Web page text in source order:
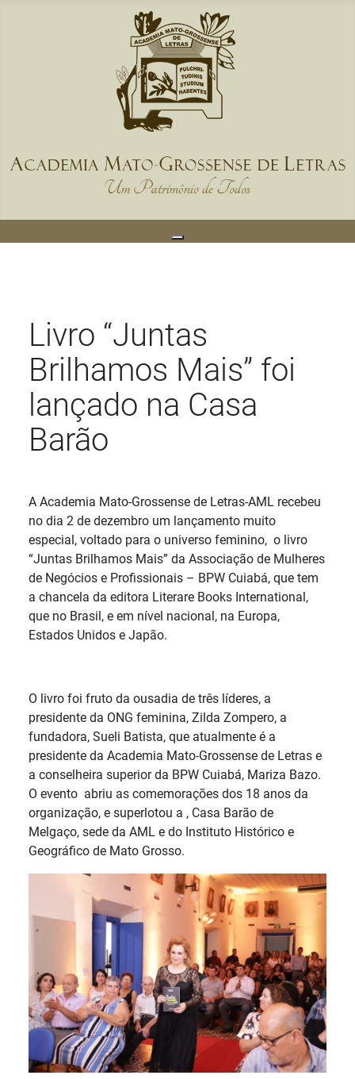
Livro “Juntas
Brilhamos Mais” foi
lançado na Casa
Barão
A Academia Mato-Grossense de Letras-AML recebeu
no dia 2 de dezembro um lançamento muito
especial, voltado para o universo feminino, o livro
“Juntas Brilhamos Mais” da Associação de Mulheres
de Negócios e Profissionais – BPW Cuiabá, que tem
a chancela da editora Literare Books International,
que no Brasil, e em nível nacional, na Europa,
Estados Unidos e Japão.
O livro foi fruto da ousadia de três líderes, a
presidente da ONG feminina, Zilda Zompero, a
fundadora, Sueli Batista, que atualmente é a
presidente da Academia Mato-Grossense de Letras e
a conselheira superior da BPW Cuiabá, Mariza Bazo.
O evento abriu as comemorações dos 18 anos da
organização, e superlotou a , Casa Barão de
Melgaço, sede da AML e do Instituto Histórico e
Geográfico de Mato Grosso.